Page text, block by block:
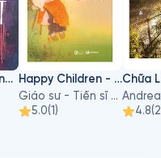
Nghệ Thuật Sống Và Chết
Happy Children - Hiểu Về Sự Phát Triển Của Trẻ Để Nuôi Dạy Con An Lạc Và Hạnh Phúc
Giáo sư - Tiến sĩ Hà Vĩnh Thọ
5.0(1)
4.8(